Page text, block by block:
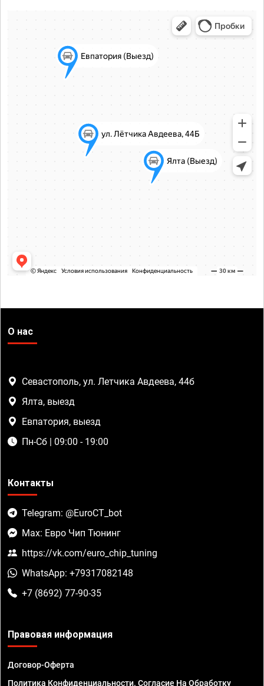
О нас
Севастополь, ул. Летчика Авдеева, 44б
Ялта, выезд
Евпатория, выезд
Пн-Сб | 09:00 - 19:00
Контакты
Telegram: @EuroCT_bot
Max: Евро Чип Тюнинг
https://vk.com/euro_chip_tuning
WhatsApp: +79317082148
+7 (8692) 77-90-35
Правовая информация
Договор-Оферта
Политика Конфиденциальности. Согласие На Обработку